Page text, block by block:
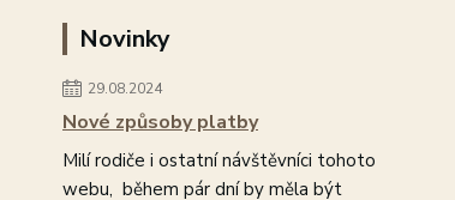
Novinky
29.08.2024
Nové způsoby platby
Milí rodiče i ostatní návštěvníci tohoto
webu, během pár dní by měla být